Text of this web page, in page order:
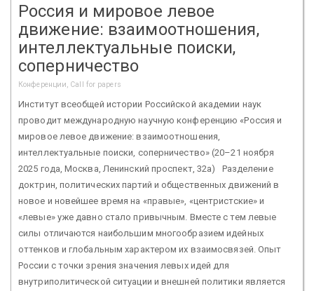
Россия и мировое левое
движение: взаимоотношения,
интеллектуальные поиски,
соперничество
Конференции, Call for papers
Институт всеобщей истории Российской академии наук
проводит международную научную конференцию «Россия и
мировое левое движение: взаимоотношения,
интеллектуальные поиски, соперничество» (20–21 ноября
2025 года, Москва, Ленинский проспект, 32а) Разделение
доктрин, политических партий и общественных движений в
новое и новейшее время на «правые», «центристские» и
«левые» уже давно стало привычным. Вместе с тем левые
силы отличаются наибольшим многообразием идейных
оттенков и глобальным характером их взаимосвязей. Опыт
России с точки зрения значения левых идей для
внутриполитической ситуации и внешней политики является